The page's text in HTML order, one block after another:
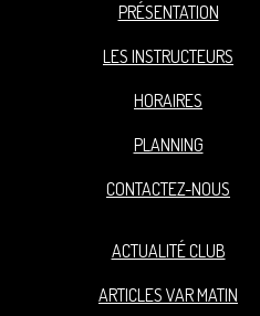
PRÉSENTATION
LES INSTRUCTEURS
HORAIRES
PLANNING
CONTACTEZ-NOUS
ACTUALITÉ CLUB
ARTICLES VAR MATIN